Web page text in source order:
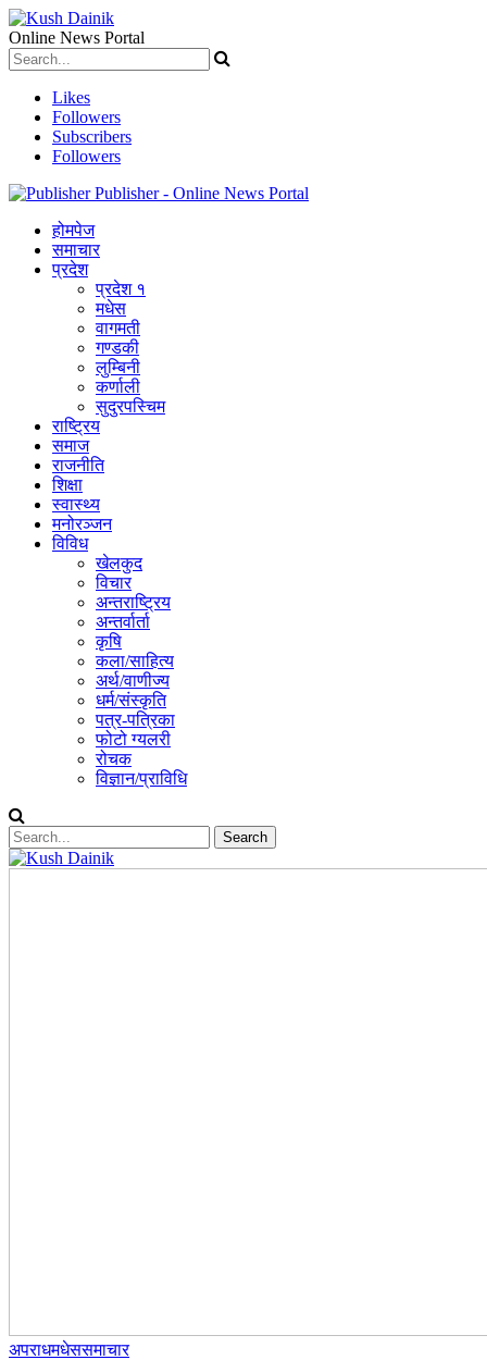
Online News Portal
Likes
Followers
Subscribers
Followers
Publisher - Online News Portal
होमपेज
समाचार
प्रदेश
प्रदेश १
मधेस
वागमती
गण्डकी
लुम्बिनी
कर्णाली
सुदुरपस्चिम
राष्ट्रिय
समाज
राजनीति
शिक्षा
स्वास्थ्य
मनोरञ्जन
विविध
खेलकुद
विचार
अन्तराष्ट्रिय
अन्तर्वार्ता
कृषि
कला/साहित्य
अर्थ/वाणीज्य
धर्म/संस्कृति
पत्र-पत्रिका
फोटो ग्यलरी
रोचक
विज्ञान/प्राविधि
अपराधमधेससमाचार